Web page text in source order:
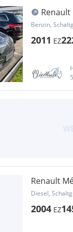
Benzin,
2011 EZ
Renault
Diesel,
2004 EZ